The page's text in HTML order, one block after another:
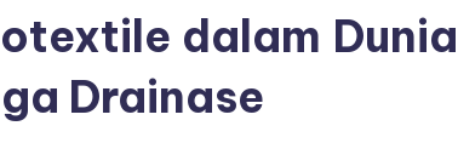
dalam Dunia
Drainase